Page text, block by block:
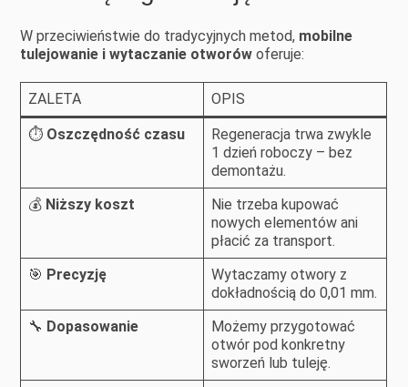
W przeciwieństwie do tradycyjnych metod, mobilne
tulejowanie i wytaczanie otworów oferuje:
ZALETA OPIS
⏱️ Oszczędność czasu
Regeneracja trwa zwykle
1 dzień roboczy – bez
demontażu.
💰 Niższy koszt
Nie trzeba kupować
nowych elementów ani
płacić za transport.
🎯 Precyzję
Wytaczamy otwory z
dokładnością do 0,01 mm.
🔧 Dopasowanie
Możemy przygotować
otwór pod konkretny
sworzeń lub tuleję.